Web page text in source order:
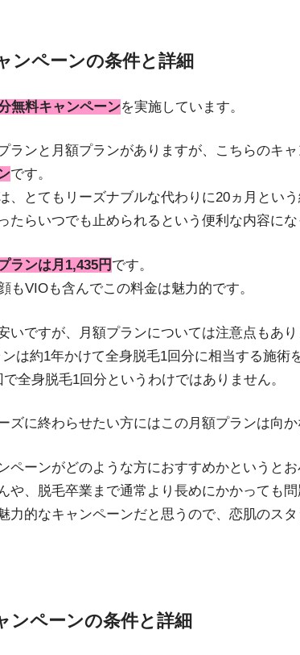
ンペーンの条件と詳細
無料キャンペーンを実施しています。
ランと月額プランがありますが、こちらのキ
です。
、とてもリーズナブルな代わりに20ヵ月とい
たらいつでも止められるという便利な内容にな
ランは月1,435円 です。
もVIOも含んでこの料金は魅力的です。
いですが、月額プランについては注意点もあり
は約1年かけて全身脱毛1回分に相当する施術
全身脱毛1回分というわけではありません。
ズに終わらせたい方にはこの月額プランは向か
ペーンがどのような方におすすめかというと
や、脱毛卒業まで通常より長めにかかっても問
力的なキャンペーンだと思うので、恋肌のス
ンペーンの条件と詳細